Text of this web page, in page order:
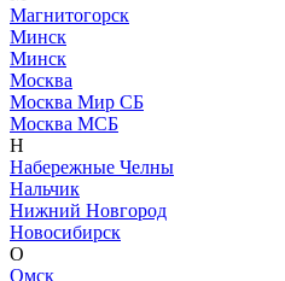
Магнитогорск
Минск
Минск
Москва
Москва Мир СБ
Москва МСБ
Н
Набережные Челны
Нальчик
Нижний Новгород
Новосибирск
О
Омск